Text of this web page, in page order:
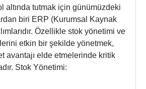
altında tutmak için günümüzdeki
biri ERP (Kurumsal Kaynak
Özellikle stok yönetimi ve
etkin bir şekilde yönetmek,
avantajı elde etmelerinde kritik
Stok Yönetimi: